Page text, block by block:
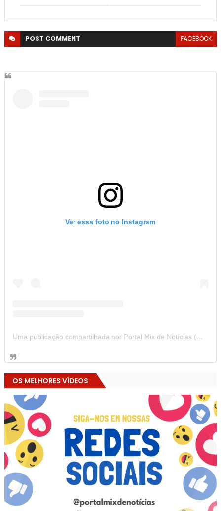
POST COMMENT FACEBOOK
Ver essa foto no Instagram
Uma publicação compartilhada por Portal Mix de Notícias (@portalmixdenoticias)
OS MELHORES VÍDEOS